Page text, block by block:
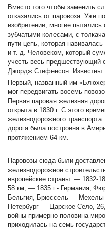
Вместо того чтобы заменить
отказались от паровоза. Уже
изобретении, многие
зубчатыми колесами, с
пути цепь, которая
и т. д. Человеком, который
учесть весь предшествующий
Джордж Стефенсон. Известны
Первый, названный им
мог передвигать восемь
Первая паровая железная
открыта в 1830 г. С этого
железнодорожного
дорога была построена в
протяжением 64 км.
Паровозы сюда были
железнодорожное
европейские страны: — 1832-
58 км; — 1835 г.- Германия,
Бельгия, Брюссель —
Петербург — Царское Село,
войны примерно половина
приходилась на семь